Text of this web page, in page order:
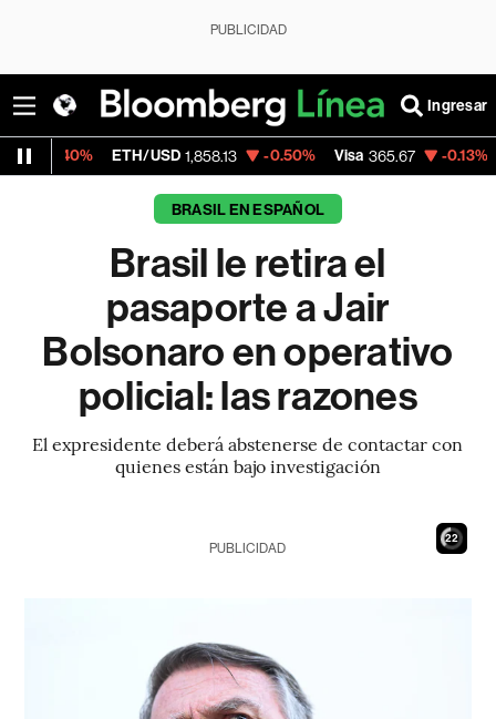
PUBLICIDAD
Ingresar
ETH/USD 1,858.13 -0.50% Visa 365.67 -0.13%
BRASIL EN ESPAÑOL
Brasil le retira el
pasaporte a Jair
Bolsonaro en operativo
policial: las razones
El expresidente deberá abstenerse de contactar con
quienes están bajo investigación
21
PUBLICIDAD